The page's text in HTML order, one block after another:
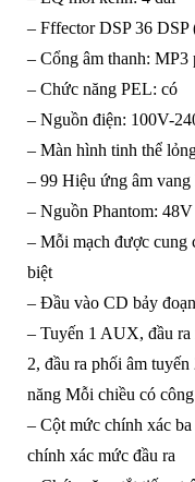
– Fffector DSP 36 DSP
– Cổng âm thanh:
– Chức năng PEL: có
– Nguồn điện: 100V-
– Màn hình tinh thể
– 99 Hiệu ứng âm
– Nguồn Phantom: 48V
– Mỗi mạch được cung
biệt
– Đầu vào CD bảy
– Tuyến 1 AUX, đầu ra
2, đầu ra phối âm
năng Mỗi chiều có
– Cột mức chính xác
chính xác mức đầu ra